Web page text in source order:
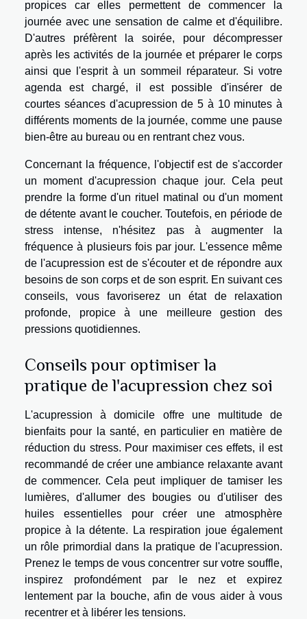
propices car elles permettent de commencer la
journée avec une sensation de calme et d'équilibre.
D'autres préfèrent la soirée, pour décompresser
après les activités de la journée et préparer le corps
ainsi que l'esprit à un sommeil réparateur. Si votre
agenda est chargé, il est possible d'insérer de
courtes séances d'acupression de 5 à 10 minutes à
différents moments de la journée, comme une pause
bien-être au bureau ou en rentrant chez vous.
Concernant la fréquence, l'objectif est de s'accorder
un moment d'acupression chaque jour. Cela peut
prendre la forme d'un rituel matinal ou d'un moment
de détente avant le coucher. Toutefois, en période de
stress intense, n'hésitez pas à augmenter la
fréquence à plusieurs fois par jour. L'essence même
de l'acupression est de s'écouter et de répondre aux
besoins de son corps et de son esprit. En suivant ces
conseils, vous favoriserez un état de relaxation
profonde, propice à une meilleure gestion des
pressions quotidiennes.
Conseils pour optimiser la
pratique de l'acupression chez soi
L'acupression à domicile offre une multitude de
bienfaits pour la santé, en particulier en matière de
réduction du stress. Pour maximiser ces effets, il est
recommandé de créer une ambiance relaxante avant
de commencer. Cela peut impliquer de tamiser les
lumières, d'allumer des bougies ou d'utiliser des
huiles essentielles pour créer une atmosphère
propice à la détente. La respiration joue également
un rôle primordial dans la pratique de l'acupression.
Prenez le temps de vous concentrer sur votre souffle,
inspirez profondément par le nez et expirez
lentement par la bouche, afin de vous aider à vous
recentrer et à libérer les tensions.